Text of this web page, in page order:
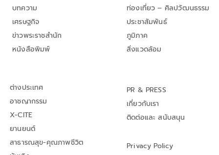
บทความ
เศรษฐกิจ
ข่าวพระราชสำนัก
หนังสือพิมพ์
ท่องเที่ยว – ศิลปวัฒนธรรม
ประชาสัมพันธ์
ภูมิภาค
สิ่งแวดล้อม
ต่างประเทศ
อาชญากรรม
X-CITE
ยานยนต์
สาธารณสุข-คุณภาพชีวิต
PR & PRESS
เกี่ยวกับเรา
ติดต่อและ สนับสนุน
Privacy Policy